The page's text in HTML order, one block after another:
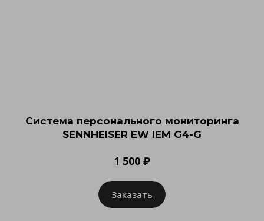
Система персонального мониторинга
SENNHEISER EW IEM G4-G
1 500 ₽
Заказать